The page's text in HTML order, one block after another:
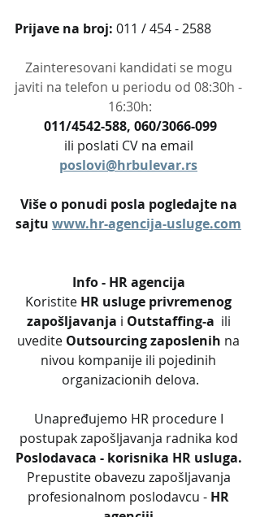
Prijave na broj: 011 / 454 - 2588
Zainteresovani kandidati se mogu
javiti na telefon u periodu od 08:30h -
16:30h:
011/4542-588, 060/3066-099
ili poslati CV na email
poslovi@hrbulevar.rs
Više o ponudi posla pogledajte na
sajtu www.hr-agencija-usluge.com
Info - HR agencija
Koristite HR usluge privremenog
zapošljavanja i Outstaffing-a ili
uvedite Outsourcing zaposlenih na
nivou kompanije ili pojedinih
organizacionih delova.
Unapređujemo HR procedure I
postupak zapošljavanja radnika kod
Poslodavaca - korisnika HR usluga.
Prepustite obavezu zapošljavanja
profesionalnom poslodavcu - HR